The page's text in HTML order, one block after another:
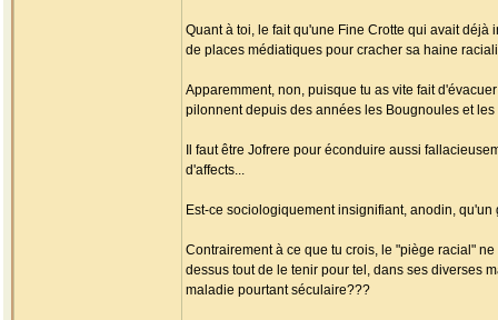
Quant à toi, le fait qu'une Fine Crotte qui avait
de places médiatiques pour cracher sa haine
Apparemment, non, puisque tu as vite fait
pilonnent depuis des années les Bougnoules et les
Il faut être Jofrere pour éconduire aussi
d'affects...
Est-ce sociologiquement insignifiant, anodin,
Contrairement à ce que tu crois, le "piège racial"
dessus tout de le tenir pour tel, dans ses diverses
maladie pourtant séculaire???